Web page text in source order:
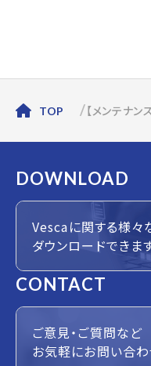
TOP 【メンテナ
DOWNLOAD
Vescaに関する様々
ダウンロードできま
CONTACT
ご意見・ご質問など
お気軽にお問い合わ